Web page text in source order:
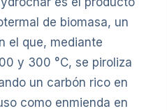
de biomasa, un
el que, mediante
y 300 °C, se piroliza
un carbón rico en
como enmienda en